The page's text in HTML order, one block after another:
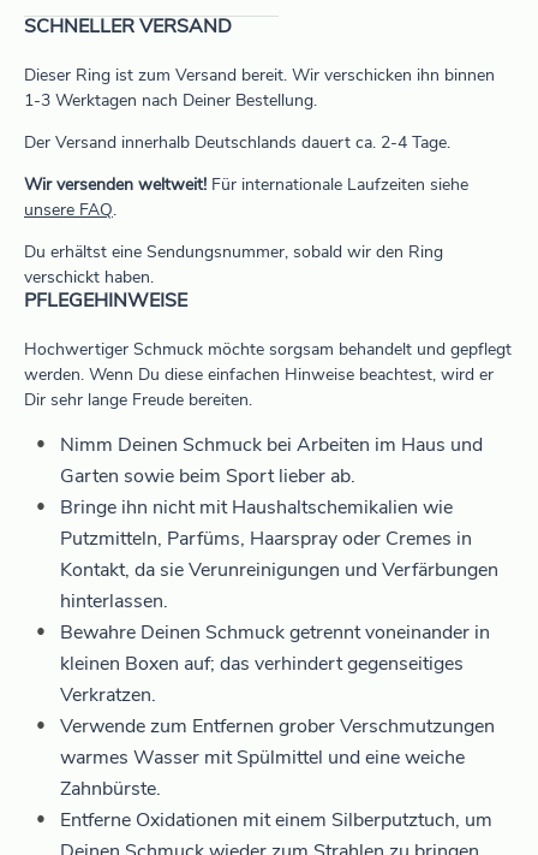
SCHNELLER VERSAND
Dieser Ring ist zum Versand bereit. Wir verschicken ihn binnen
1-3 Werktagen nach Deiner Bestellung.
Der Versand innerhalb Deutschlands dauert ca. 2-4 Tage.
Wir versenden weltweit! Für internationale Laufzeiten siehe
unsere FAQ.
Du erhältst eine Sendungsnummer, sobald wir den Ring
verschickt haben.
PFLEGEHINWEISE
Hochwertiger Schmuck möchte sorgsam behandelt und gepflegt
werden. Wenn Du diese einfachen Hinweise beachtest, wird er
Dir sehr lange Freude bereiten.
Nimm Deinen Schmuck bei Arbeiten im Haus und
Garten sowie beim Sport lieber ab.
Bringe ihn nicht mit Haushaltschemikalien wie
Putzmitteln, Parfüms, Haarspray oder Cremes in
Kontakt, da sie Verunreinigungen und Verfärbungen
hinterlassen.
Bewahre Deinen Schmuck getrennt voneinander in
kleinen Boxen auf; das verhindert gegenseitiges
Verkratzen.
Verwende zum Entfernen grober Verschmutzungen
warmes Wasser mit Spülmittel und eine weiche
Zahnbürste.
Entferne Oxidationen mit einem Silberputztuch, um